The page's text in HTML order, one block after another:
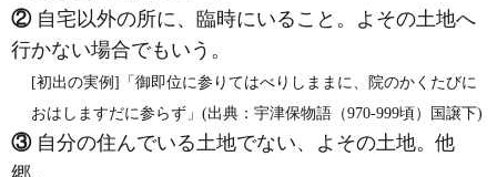
②自宅以外の所に、臨時にいること。よその土地へ
行かない場合でもいう。
[初出の実例]「御即位に参りてはべりしままに、院のかくたびに
おはしますだに参らず」(出典：宇津保物語（970‐999頃）国譲下)
③自分の住んでいる土地でない、よその土地。他